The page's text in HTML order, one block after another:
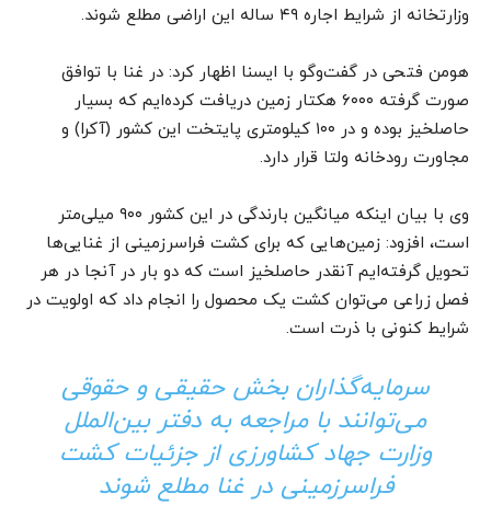
وزارتخانه از شرایط اجاره ۴۹ ساله این اراضی مطلع شوند.
هومن فتحی در گفت‌وگو با ایسنا اظهار کرد: در غنا با توافق
صورت گرفته ۶۰۰۰ هکتار زمین دریافت کرده‌ایم که بسیار
حاصلخیز بوده و در ۱۰۰ کیلومتری پایتخت این کشور (آکرا) و
مجاورت رودخانه ولتا قرار دارد.
وی با بیان اینکه میانگین بارندگی در این کشور ۹۰۰ میلی‌متر
است، افزود: زمین‌هایی که برای کشت فراسرزمینی از غنایی‌ها
تحویل گرفته‌ایم آنقدر حاصلخیز است که دو بار در آنجا در هر
فصل زراعی می‌توان کشت یک محصول را انجام داد که اولویت در
شرایط کنونی با ذرت است.
سرمایه‌گذاران بخش حقیقی و حقوقی
می‌توانند با مراجعه به دفتر بین‌الملل
وزارت جهاد کشاورزی از جزئیات کشت
فراسرزمینی در غنا مطلع شوند